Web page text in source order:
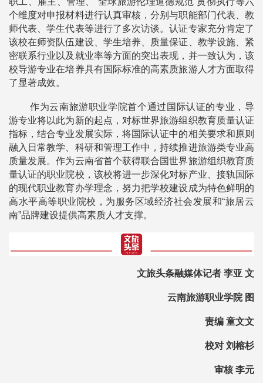
个维度对申报材料进行认真审核，分别与职能部门代表、教
师代表、学生代表等进行了多次访谈。认证专家充分肯定了
该校在师资队伍建设、学生培养、质量保证、教学设施、紧
密联系行业以及就业率等方面的突出表现，并一致认为，该
校导游专业在培养具有国际标准的高素质旅游人才方面取得
了显著成效。
作为云南旅游职业学院首个通过国际认证的专业，导
游专业将以此为新的起点，对标世界旅游组织教育质量认证
指标，结合专业发展实际，将国际认证中的相关要求和原则
融入日常教学、科研和管理工作中，持续推进旅游类专业高
质量发展。作为云南省首个获得联合国世界旅游组织教育质
量认证的职业院校，该校将进一步深化对标产业、接轨国际
的现代职业教育办学理念，努力把学校建设成为特色鲜明的
高水平高等职业院校，为服务区域经济社会发展和“旅居云
南”品牌建设提供高素质人才支撑。
文旅头条融媒体记者 李亚 文
云南旅游职业学院 图
责编 童文文
校对 刘榕杉
审核 李元